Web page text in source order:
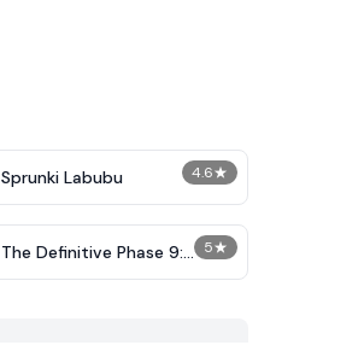
4.6★
Sprunki Labubu
5★
The Definitive Phase 9:
Demolition